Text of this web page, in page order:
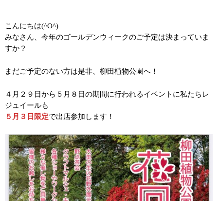
こんにちは(^O^)
みなさん、今年のゴールデンウィークのご予定は決まっていま
すか？
まだご予定のない方は是非、柳田植物公園へ！
４月２９日から５月８日の期間に行われるイベントに私たちレ
ジュイールも
５月３日限定で出店参加します！